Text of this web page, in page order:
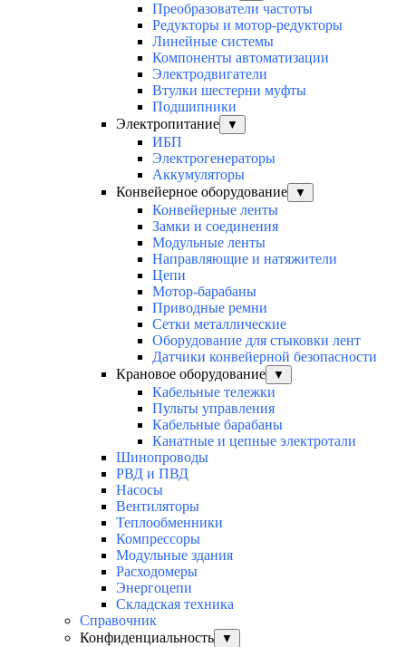
Преобразователи частоты
Редукторы и мотор-редукторы
Линейные системы
Компоненты автоматизации
Электродвигатели
Втулки шестерни муфты
Подшипники
Электропитание
▼
ИБП
Электрогенераторы
Аккумуляторы
Конвейерное оборудование
▼
Конвейерные ленты
Замки и соединения
Модульные ленты
Направляющие и натяжители
Цепи
Мотор-барабаны
Приводные ремни
Сетки металлические
Оборудование для стыковки лент
Датчики конвейерной безопасности
Крановое оборудование
▼
Кабельные тележки
Пульты управления
Кабельные барабаны
Канатные и цепные электротали
Шинопроводы
РВД и ПВД
Насосы
Вентиляторы
Теплообменники
Компрессоры
Модульные здания
Расходомеры
Энергоцепи
Складская техника
Справочник
Конфиденциальность
▼